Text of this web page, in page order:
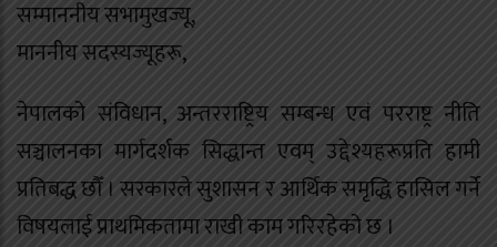
सम्माननीय सभामुखज्यू,
माननीय सदस्यज्यूहरू,
नेपालको संविधान, अन्तरराष्ट्रिय सम्बन्ध एवं परराष्ट्र नीति
सञ्चालनका मार्गदर्शक सिद्धान्त एवम् उद्देश्यहरूप्रति हामी
प्रतिबद्ध छौँ । सरकारले सुशासन र आर्थिक समृद्धि हासिल गर्ने
विषयलाई प्राथमिकतामा राखी काम गरिरहेको छ ।